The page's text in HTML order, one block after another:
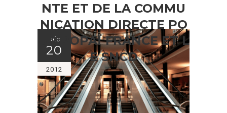
NTE ET DE LA COMMU
NICATION DIRECTE PO
UR POPAÏ FRANCE ET L
E SNCD
Déc
20
2012